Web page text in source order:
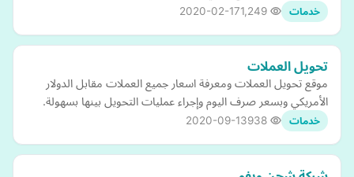
خدمات 2020-02-17
تحويل العملات
موقع تحويل العملات ومعرفة اسعار جميع العملات مقابل الدولار
الأمريكي وبسعر صرف اليوم وإجراء عمليات التحويل بينها بسهولة.
خدمات 2020-09-13